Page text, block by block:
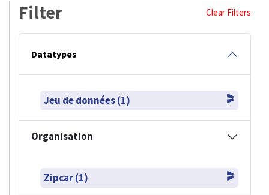
Filter Clear Filters
Datatypes
Jeu de données (1)
Organisation
Zipcar (1)